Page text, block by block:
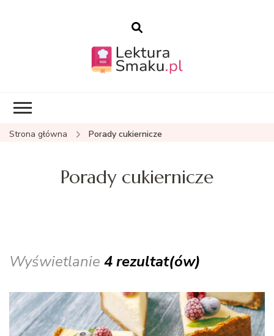
Strona główna Porady cukiernicze
Porady cukiernicze
Wyświetlanie 4 rezultat(ów)